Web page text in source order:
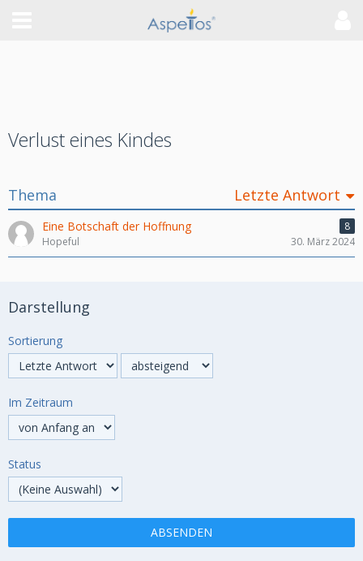
Verlust eines Kindes
Thema Letzte Antwort
Eine Botschaft der Hoffnung
8
Hopeful
30. März 2024
Darstellung
Sortierung
Im Zeitraum
Status